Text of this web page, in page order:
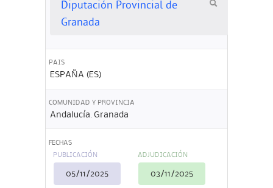
Diputación Provincial de
Granada
PAIS
ESPAÑA (ES)
COMUNIDAD Y PROVINCIA
Andalucía. Granada
FECHAS
PUBLICACIÓN
05/11/2025
ADJUDICACIÓN
03/11/2025